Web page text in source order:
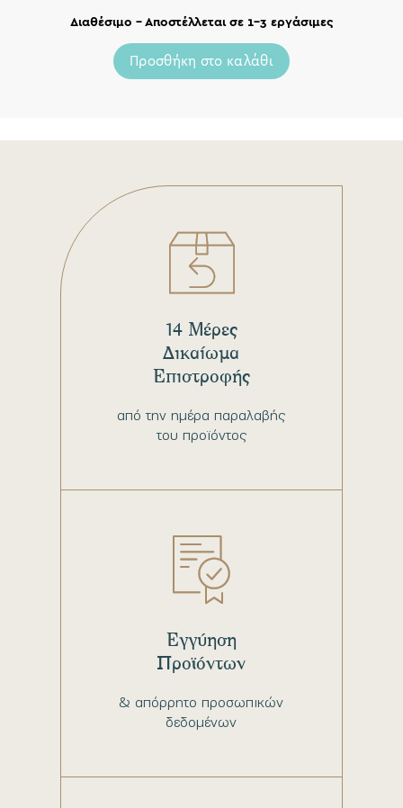
Διαθέσιμο – Αποστέλλεται σε 1-3 εργάσιμες
Προσθήκη στο καλάθι
από την ημέρα παραλαβής
του προϊόντος
14 Μέρες
Δικαίωμα
Επιστροφής
& απόρρητο προσωπικών
δεδομένων
Εγγύηση
Προϊόντων